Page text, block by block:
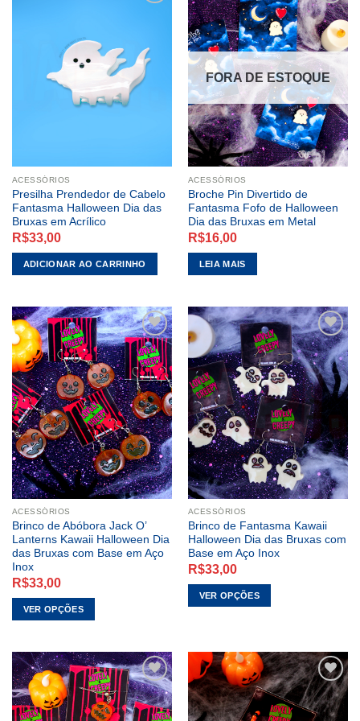
ADICIONAR
A LISTA DE
DESEJOS
ACESSÓRIOS
Presilha Prendedor de Cabelo
Fantasma Halloween Dia das
Bruxas em Acrílico
R$33,00
ADICIONAR AO CARRINHO
ADICIONAR
A LISTA DE
DESEJOS
FORA DE ESTOQUE
ACESSÓRIOS
Broche Pin Divertido de
Fantasma Fofo de Halloween
Dia das Bruxas em Metal
R$16,00
LEIA MAIS
ADICIONAR
A LISTA DE
DESEJOS
ACESSÓRIOS
Brinco de Abóbora Jack O’
Lanterns Kawaii Halloween Dia
das Bruxas com Base em Aço
Inox
R$33,00
VER OPÇÕES
tem
várias
variantes.
As
ADICIONAR
A LISTA DE
DESEJOS
ACESSÓRIOS
Brinco de Fantasma Kawaii
Halloween Dia das Bruxas com
Base em Aço Inox
R$33,00
VER OPÇÕES
várias
variantes.
As
opções